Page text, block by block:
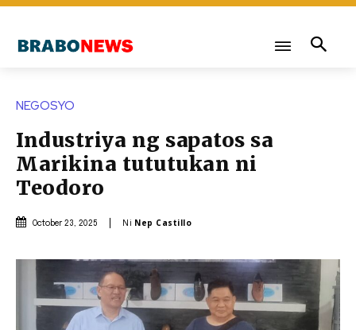
NEGOSYO
Industriya ng sapatos sa
Marikina tututukan ni
Teodoro
October 23, 2025 Ni Nep Castillo